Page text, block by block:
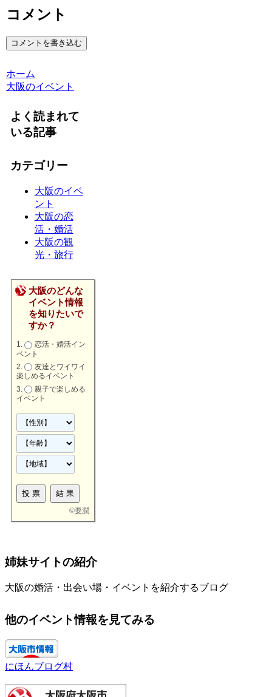
コメント
コメントを書き込む
ホーム
大阪のイベント
よく読まれて
いる記事
カテゴリー
大阪のイベ
ント
大阪の恋
活・婚活
大阪の観
光・旅行
大阪のどんな
イベント情報
を知りたいで
すか？
恋活・婚活イン
ベント
友達とワイワイ
楽しめるイベント
親子で楽しめる
イベント
©要潤
姉妹サイトの紹介
大阪の婚活・出会い場・イベントを紹介するブログ
他のイベント情報を見てみる
にほんブログ村